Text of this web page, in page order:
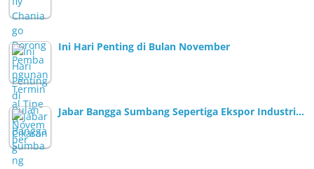
Ini Hari Penting di Bulan November
Jabar Bangga Sumbang Sepertiga Ekspor Industri…